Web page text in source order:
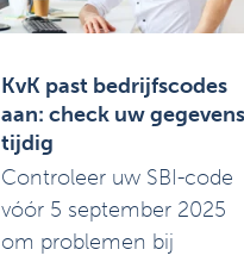
KvK past bedrijfscodes
aan: check uw gegevens
tijdig
Controleer uw SBI-code
vóór 5 september 2025
om problemen bij